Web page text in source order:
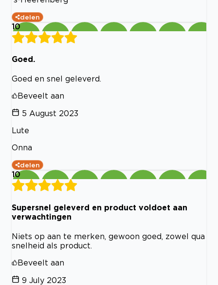
delen
10
Goed.
Goed en snel geleverd.
Beveelt aan
5 August 2023
Lute
Onna
delen
10
Supersnel geleverd en product voldoet aan
verwachtingen
Niets op aan te merken, gewoon goed, zowel qua
snelheid als product.
Beveelt aan
9 July 2023